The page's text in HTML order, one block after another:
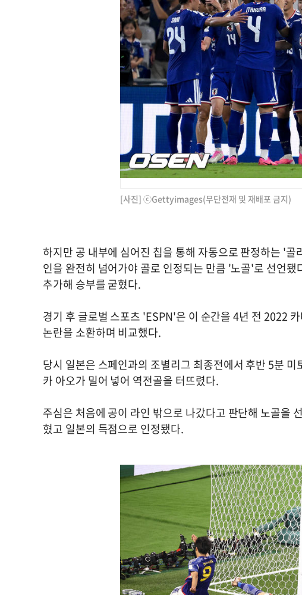
[사진] ⓒGettyimages(무단전재 및 재배포 금지)
하지만 공 내부에 심어진 칩을 통해 자동으로 판정하는 '
인을 완전히 넘어가야 골로 인정되는 만큼 '노골'로 선언
추가해 승부를 굳혔다.
경기 후 글로벌 스포츠 'ESPN'은 이 순간을 4년 전 2022
논란을 소환하며 비교했다.
당시 일본은 스페인과의 조별리그 최종전에서 후반 5분
카 아오가 밀어 넣어 역전골을 터뜨렸다.
주심은 처음에 공이 라인 밖으로 나갔다고 판단해 노골을
혔고 일본의 득점으로 인정됐다.